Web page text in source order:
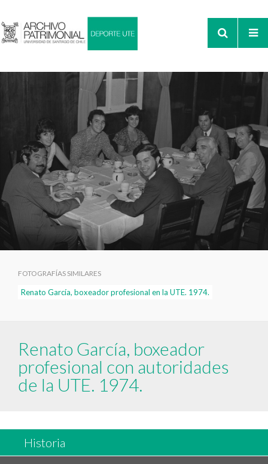
FOTOGRAFÍAS SIMILARES
Renato García, boxeador profesional en la UTE. 1974.
Renato García, boxeador
profesional con autoridades
de la UTE. 1974.
Historia